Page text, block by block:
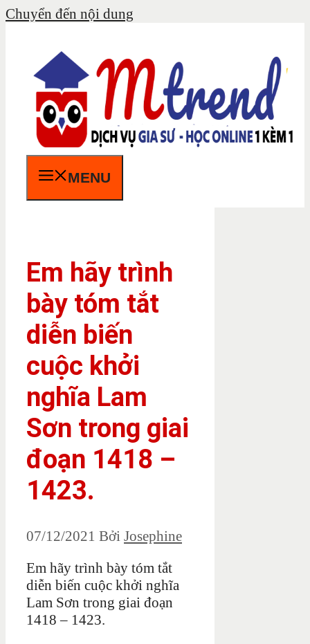
Chuyển đến nội dung
MENU
Em hãy trình
bày tóm tắt
diễn biến
cuộc khởi
nghĩa Lam
Sơn trong giai
đoạn 1418 –
1423.
07/12/2021 Bởi Josephine
Em hãy trình bày tóm tắt
diễn biến cuộc khởi nghĩa
Lam Sơn trong giai đoạn
1418 – 1423.